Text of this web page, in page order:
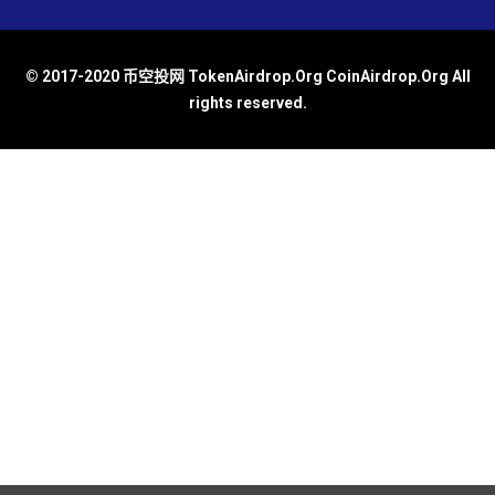
© 2017-2020 币空投网 TokenAirdrop.Org CoinAirdrop.Org All
rights reserved.